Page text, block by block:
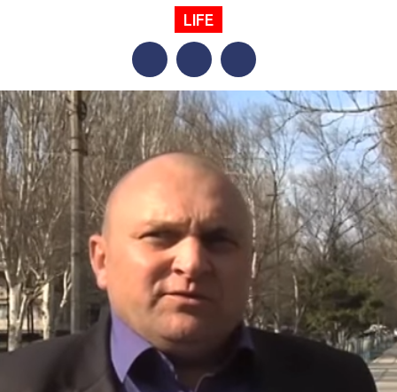
LIFE
FacebookTwitterTelegram